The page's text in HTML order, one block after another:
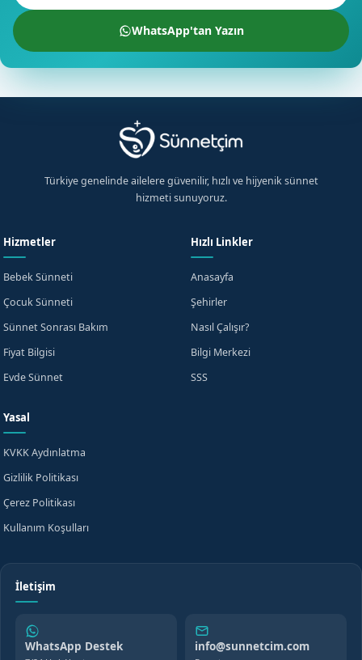
WhatsApp'tan Yazın
Türkiye genelinde ailelere güvenilir, hızlı ve hijyenik sünnet
hizmeti sunuyoruz.
Hizmetler
Bebek Sünneti
Çocuk Sünneti
Sünnet Sonrası Bakım
Fiyat Bilgisi
Evde Sünnet
Hızlı Linkler
Anasayfa
Şehirler
Nasıl Çalışır?
Bilgi Merkezi
SSS
Yasal
KVKK Aydınlatma
Gizlilik Politikası
Çerez Politikası
Kullanım Koşulları
İletişim
WhatsApp Destek info@sunnetcim.com